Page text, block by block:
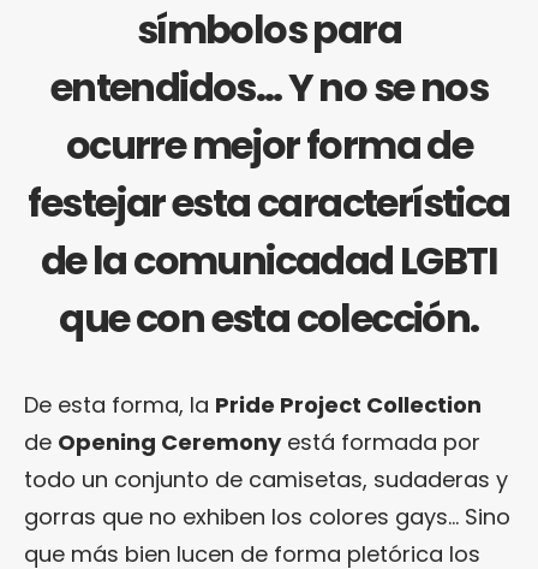
símbolos para
entendidos… Y no se nos
ocurre mejor forma de
festejar esta característica
de la comunicadad LGBTI
que con esta colección.
De esta forma, la Pride Project Collection
de Opening Ceremonyestá formada por
todo un conjunto de camisetas, sudaderas y
gorras que no exhiben los colores gays… Sino
que más bien lucen de forma pletórica los